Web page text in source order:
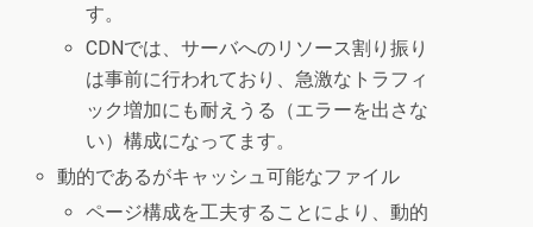
す。
CDNでは、サーバへのリソース割り振り
は事前に行われており、急激なトラフィ
ック増加にも耐えうる（エラーを出さな
い）構成になってます。
動的であるがキャッシュ可能なファイル
ページ構成を工夫することにより、動的